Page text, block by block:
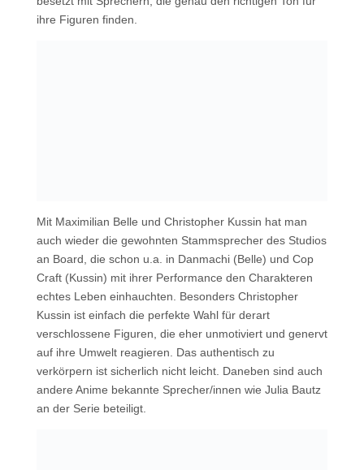
ihre Figuren finden.
Mit Maximilian Belle und Christopher Kussin hat man
auch wieder die gewohnten Stammsprecher des Studios
an Board, die schon u.a. in Danmachi (Belle) und Cop
Craft (Kussin) mit ihrer Performance den Charakteren
echtes Leben einhauchten. Besonders Christopher
Kussin ist einfach die perfekte Wahl für derart
verschlossene Figuren, die eher unmotiviert und genervt
auf ihre Umwelt reagieren. Das authentisch zu
verkörpern ist sicherlich nicht leicht. Daneben sind auch
andere Anime bekannte Sprecher/innen wie Julia Bautz
an der Serie beteiligt.